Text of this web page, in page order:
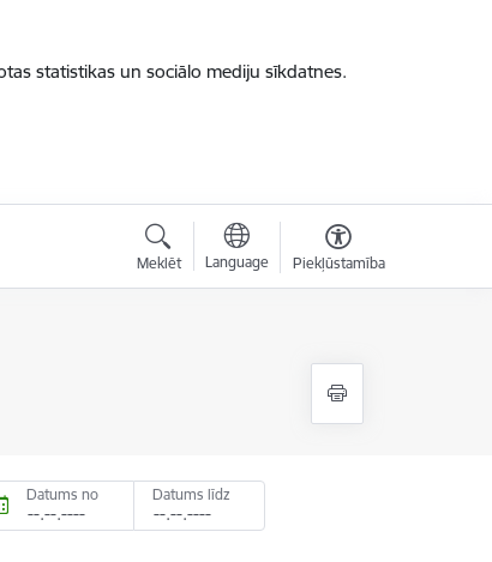
statistikas un sociālo mediju sīkdatnes.
Meklēt Language Piekļūstamība
Datums no Datums līdz